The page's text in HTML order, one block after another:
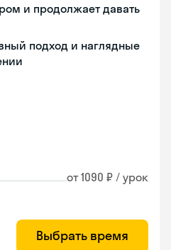
и продолжает давать
подход и наглядные
от 1090 ₽ / урок
Выбрать время